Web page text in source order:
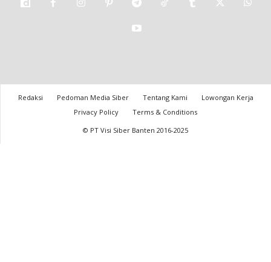
Redaksi Pedoman Media Siber Tentang Kami
Lowongan Kerja
Privacy Policy
Terms & Conditions
© PT Visi Siber Banten 2016-2025